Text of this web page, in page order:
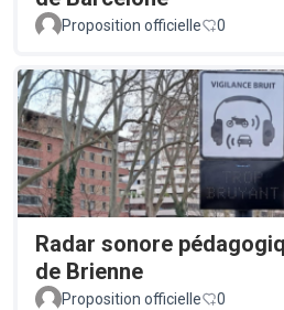
Proposition officielle 0
Radar sonore
de Brienne
Proposition officielle 0